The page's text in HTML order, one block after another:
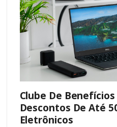
Clube De Benefícios
Descontos De Até
Eletrônicos